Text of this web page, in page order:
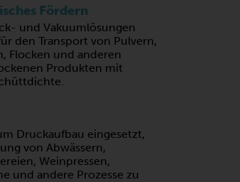
Fördern
und Vakuumlösungen
den Transport von Pulvern,
Flocken und anderen
Produkten mit
Druckaufbau eingesetzt,
von Abwässern,
Weinpressen,
und andere Prozesse zu